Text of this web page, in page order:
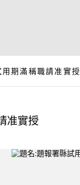
期滿稱職請准實授
准實授